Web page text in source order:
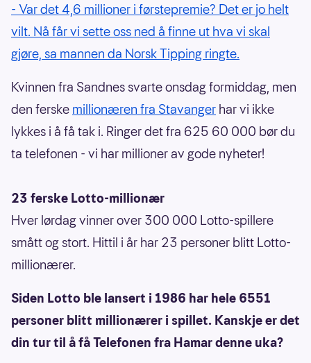
- Var det 4,6 millioner i førstepremie? Det er jo helt
vilt. Nå får vi sette oss ned å finne ut hva vi skal
gjøre, sa mannen da Norsk Tipping ringte.
Kvinnen fra Sandnes svarte onsdag formiddag, men
den ferske millionæren fra Stavanger har vi ikke
lykkes i å få tak i. Ringer det fra 625 60 000 bør du
ta telefonen - vi har millioner av gode nyheter!
23 ferske Lotto-millionær
Hver lørdag vinner over 300 000 Lotto-spillere
smått og stort. Hittil i år har 23 personer blitt Lotto-
millionærer.
Siden Lotto ble lansert i 1986 har hele 6551
personer blitt millionærer i spillet. Kanskje er det
din tur til å få Telefonen fra Hamar denne uka?